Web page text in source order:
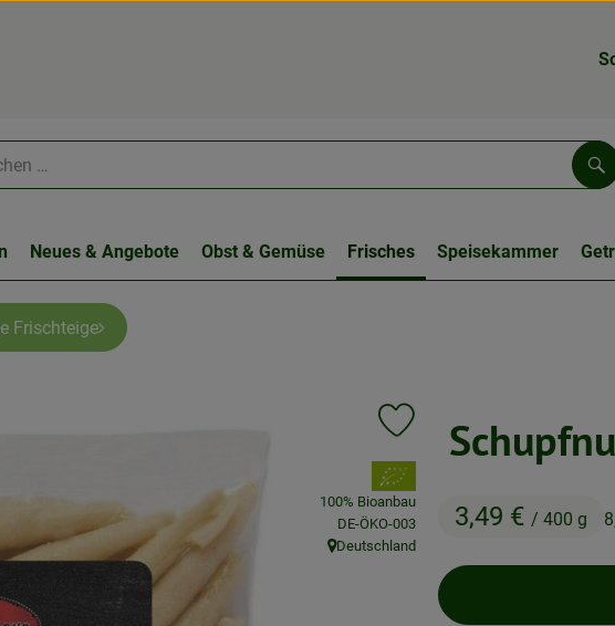
Neues & Angebote Obst & Gemüse Frisches Speisekammer
Frischteige
3,49 € / 400 g
Produkt zu Favouriten hinzufügen
, Verband:
100% Bioanbau
, Kontrollstelle:
DE-ÖKO-003
, Herkunft:
Deutschland